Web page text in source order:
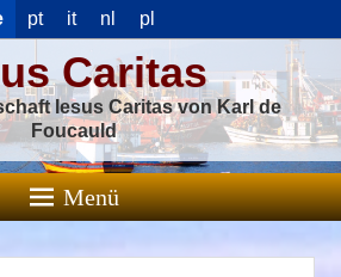
pt it nl pl
Caritas
Iesus Caritas von Karl de
Foucauld
Menü